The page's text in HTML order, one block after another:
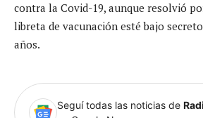
contra la Covid-19, aunque resolvió
libreta de vacunación esté bajo
años.
Seguí todas las noticias de